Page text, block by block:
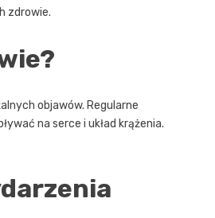
zdrowie.
objawów. Regularne
na serce i układ krążenia.